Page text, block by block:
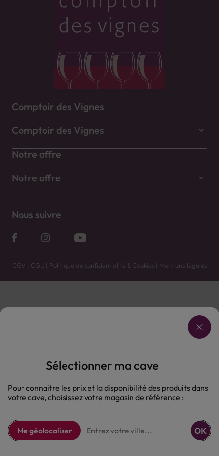
Comptoir des Vignes
Comptoir des Vignes
Notre offre
Notre offre
Nous suivre
CGV | CGU | Politique de confidentialité & Cookies | Mentions légales
Vente uniquement en caves. Contactez votre caviste pour plus de renseignements.
L'ABUS D'ALCOOL EST DANGEREUX POUR LA SANTÉ, À CONSOMMER AVEC MODÉRATION.
Sélectionner ma cave
Pour connaitre les prix et la disponibilité des produits dans
votre cave, choisissez votre magasin de référence :
Me géolocaliser OK